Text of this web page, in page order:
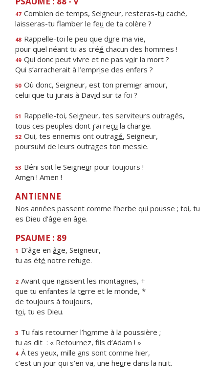
47 Combien de temps, Seigneur, resteras-tu caché,
laisseras-tu flamber le feu de ta colère ?
48 Rappelle-toi le peu que dure ma vie,
pour quel néant tu as créé chacun des hommes !
49 Qui donc peut vivre et ne pas voir la mort ?
Qui s’arracherait à l’emprise des enfers ?
50 Où donc, Seigneur, est ton premier amour,
celui que tu jurais à David sur ta foi ?
51 Rappelle-toi, Seigneur, tes serviteurs outragés,
tous ces peuples dont j’ai reçu la charge.
52 Oui, tes ennemis ont outragé, Seigneur,
poursuivi de leurs outrages ton messie.
53 Béni soit le Seigneur pour toujours !
Amen ! Amen !
ANTIENNE
Nos années passent comme l'herbe qui pousse ; toi, tu
es Dieu d'âge en âge.
PSAUME : 89
1 D’âge en âge, Seigneur,
tu as été notre refuge.
2 Avant que naissent les montagnes, +
que tu enfantes la terre et le monde, *
de toujours à toujours,
toi, tu es Dieu.
3 Tu fais retourner l’homme à la poussière ;
tu as dit : « Retournez, fils d’Adam ! »
4 À tes yeux, mille ans sont comme hier,
c’est un jour qui s’en va, une heure dans la nuit.